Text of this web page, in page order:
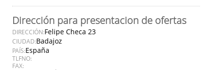
Dirección para presentacion de ofertas
DIRECCIÓN:Felipe Checa 23
CIUDAD:Badajoz
PAÍS:España
TLFNO:
FAX: